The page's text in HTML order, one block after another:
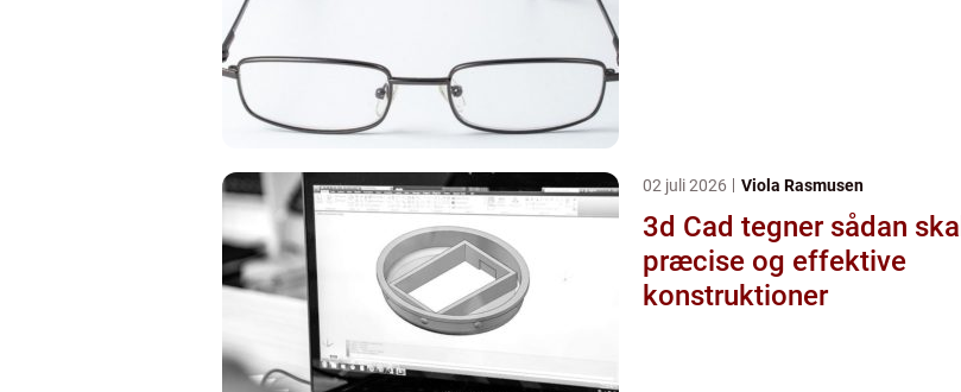
02 juli 2026 Viola Rasmusen
3d Cad tegner sådan skaber du
præcise og effektive
konstruktioner